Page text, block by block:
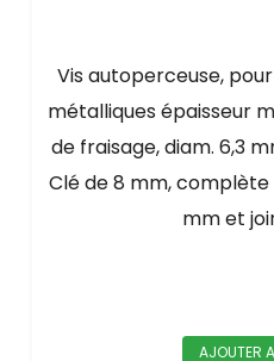
Vis autoperceuse,
métalliques épaisseur
de fraisage, diam. 6,3
Clé de 8 mm,
mm et
AJOUTER